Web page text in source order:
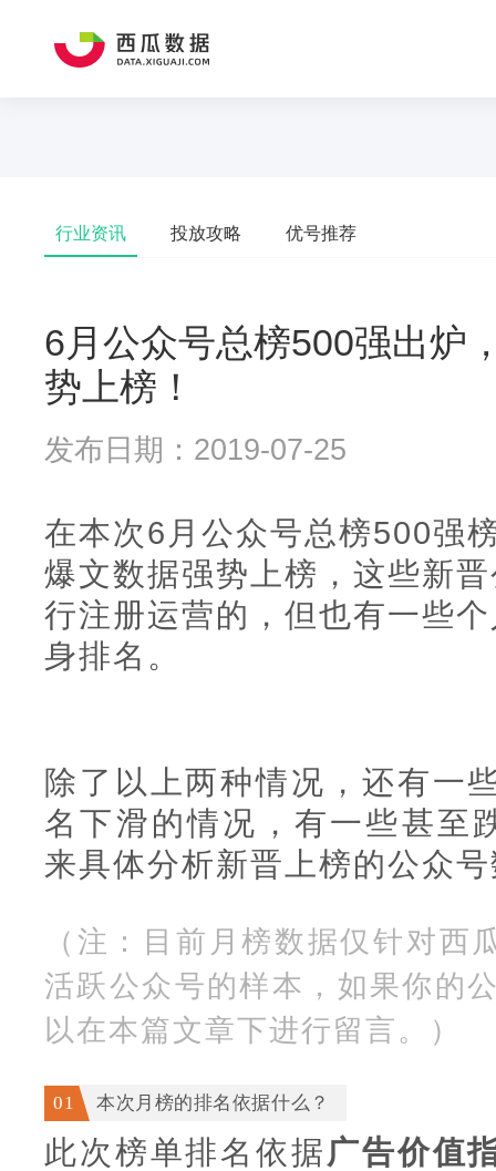
行业资讯 投放攻略 优号推荐
6月公众号总榜500强出炉
势上榜！
发布日期：2019-07-25
在本次6月公众号总榜500强
爆文数据强势上榜，这些新
行注册运营的，但也有一些
身排名。
除了以上两种情况，还有一
名下滑的情况，有一些甚至
来具体分析新晋上榜的公众
（注：目前月榜数据仅针对
活跃公众号的样本，如果你的
以在本篇文章下进行留言。）
01 本次月榜的排名依据什么？
此次榜单排名依据 广告价值